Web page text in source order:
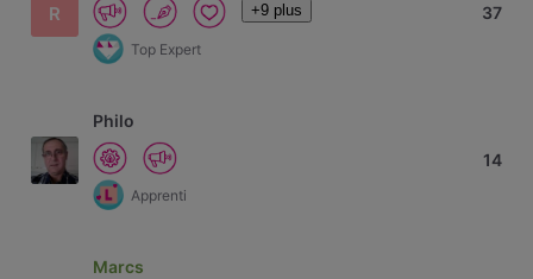
R +9 plus
Top Expert
37
Philo
Apprenti
14
Marcs